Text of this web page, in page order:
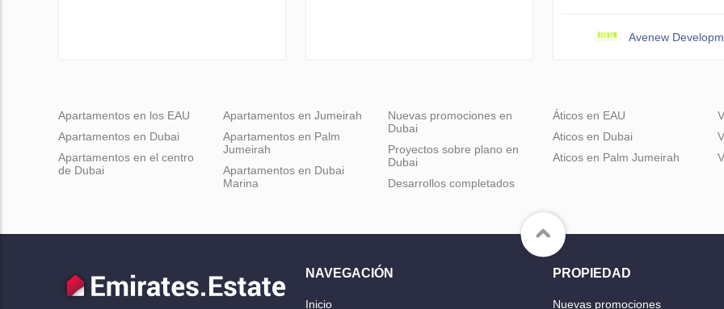
Avenew
Apartamentos en los EAU
Apartamentos en Dubai
Apartamentos en el centro
de Dubai
Apartamentos en Jumeirah
Apartamentos en Palm
Jumeirah
Apartamentos en Dubai
Marina
Nuevas promociones en
Dubai
Proyectos sobre plano en
Dubai
Desarrollos completados
Áticos en EAU
Aticos en Dubai
Aticos en Palm Jumeirah
NAVEGACIÓN
Inicio
PROPIEDAD
Nuevas promociones